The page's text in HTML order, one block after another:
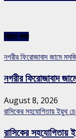
আরও খবর
নগরীর ফিরোজাবাদ জামে
নগরীর ফিরোজাবাদ
August 8, 2026
রাসিকের সহযোগিতায় ইয়ুথ
রাসিকের সহযোগিতায়